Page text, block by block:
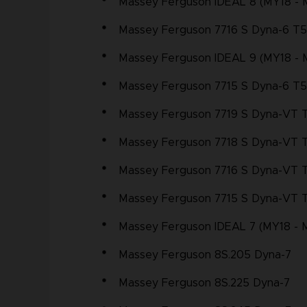
Massey Ferguson 7716 S Dyna-6 T5
Massey Ferguson IDEAL 9 (MY18 -
Massey Ferguson 7715 S Dyna-6 T5
Massey Ferguson 7719 S Dyna-VT
Massey Ferguson 7718 S Dyna-VT
Massey Ferguson 7716 S Dyna-VT
Massey Ferguson 7715 S Dyna-VT
Massey Ferguson IDEAL 7 (MY18 -
Massey Ferguson 8S.205 Dyna-7
Massey Ferguson 8S.225 Dyna-7